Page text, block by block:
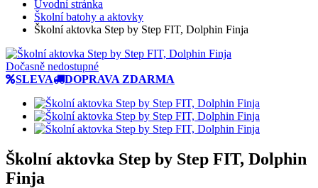
Úvodní stránka
Školní batohy a aktovky
Školní aktovka Step by Step FIT, Dolphin Finja
Dočasně nedostupné
SLEVA
DOPRAVA ZDARMA
Školní aktovka Step by Step FIT, Dolphin
Finja